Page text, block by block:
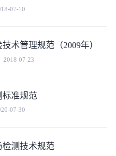
07-10
术管理规范（2009年）
2018-07-23
标准规范
07-30
测技术规范